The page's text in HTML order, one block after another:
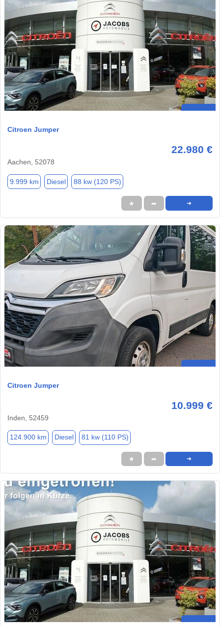
Citroen Jumper
22.980 €
Aachen, 52078
9.999 km Diesel 88 kw (120 PS)
★ ➦ ➜
Citroen Jumper
10.999 €
Inden, 52459
124.900 km Diesel 81 kw (110 PS)
★ ➦ ➜